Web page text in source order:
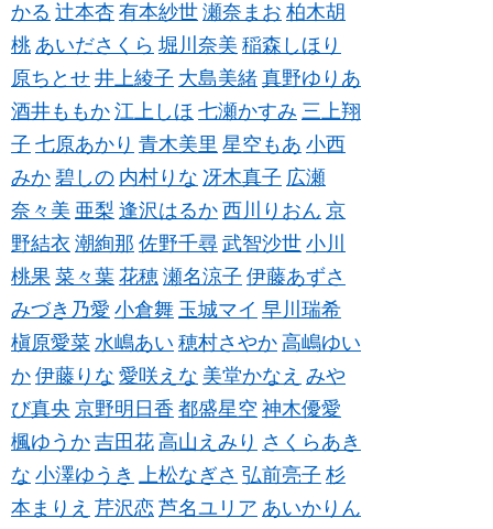
かる 辻本杏 有本紗世 瀬奈まお 柏木胡
桃 あいださくら 堀川奈美 稲森しほり
原ちとせ 井上綾子 大島美緒 真野ゆりあ
酒井ももか 江上しほ 七瀬かすみ 三上翔
子 七原あかり 青木美里 星空もあ 小西
みか 碧しの 内村りな 冴木真子 広瀬
奈々美 亜梨 逢沢はるか 西川りおん 京
野結衣 潮絢那 佐野千尋 武智沙世 小川
桃果 菜々葉 花穂 瀬名涼子 伊藤あずさ
みづき乃愛 小倉舞 玉城マイ 早川瑞希
槇原愛菜 水嶋あい 穂村さやか 高嶋ゆい
か 伊藤りな 愛咲えな 美堂かなえ みや
び真央 京野明日香 都盛星空 神木優愛
楓ゆうか 吉田花 高山えみり さくらあき
な 小澤ゆうき 上松なぎさ 弘前亮子 杉
本まりえ 芹沢恋 芦名ユリア あいかりん